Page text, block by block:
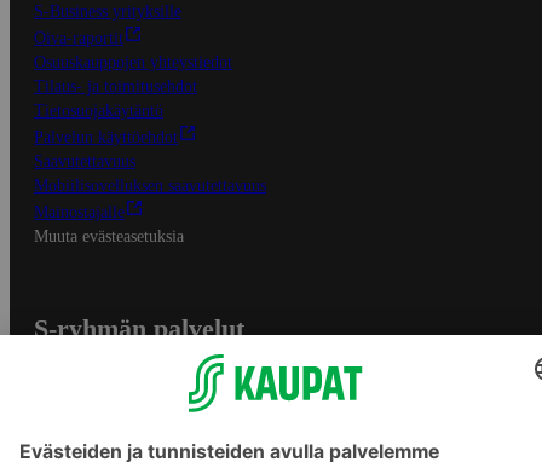
S-Business yrityksille
Oiva-raportit
Osuuskauppojen yhteystiedot
Tilaus- ja toimitusehdot
Tietosuojakäytäntö
Palvelun käyttöehdot
Saavutettavuus
Mobiilisovelluksen saavutettavuus
Mainostajalle
Muuta evästeasetuksia
S-ryhmän palvelut
Yhteishyvä Ruoka -sovellus